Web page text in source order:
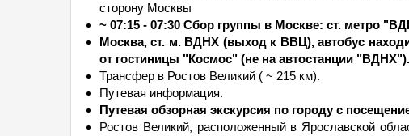
сторону Москвы
~ 07:15 - 07:30 Сбор группы в Москве: ст. метро
Москва, ст. м. ВДНХ (выход к ВВЦ), автобус
от гостиницы "Космос" (не на автостанции "ВДНХ").
Трансфер в Ростов Великий ( ~ 215 км).
Путевая информация.
Путевая обзорная экскурсия по городу с
Ростов Великий, расположенный в Ярославской